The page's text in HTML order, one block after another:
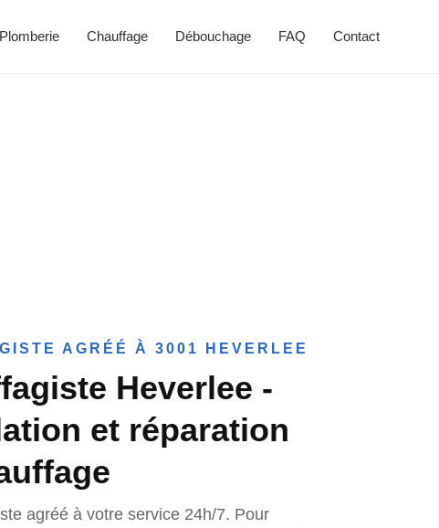
Plomberie Chauffage Débouchage FAQ Contact
AGRÉÉ À 3001 HEVERLEE
Heverlee -
et réparation
agréé à votre service 24h/7. Pour